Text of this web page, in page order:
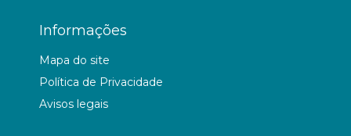
Informações
Mapa do site
Política de Privacidade
Avisos legais